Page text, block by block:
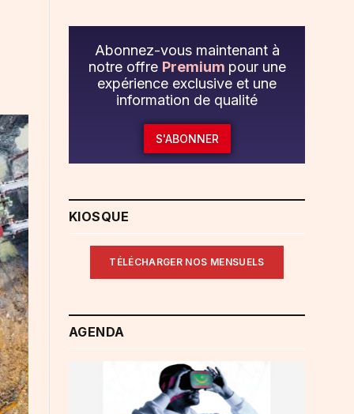
Abonnez-vous maintenant à
notre offre Premium pour une
expérience exclusive et une
information de qualité
S'ABONNER
KIOSQUE
TÉLÉCHARGER NOS MENSUELS
AGENDA